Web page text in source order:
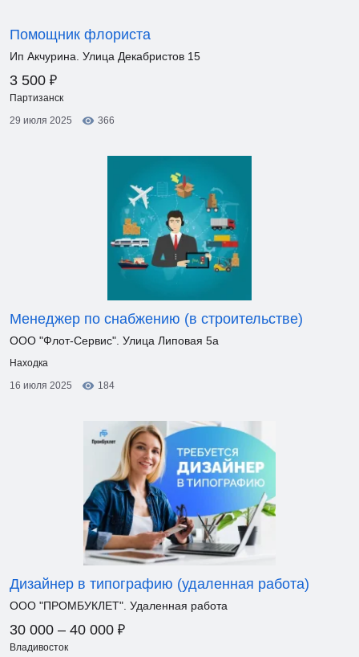
Помощник флориста
Ип Акчурина. Улица Декабристов 15
3 500 ₽
Партизанск
29 июля 2025
366
Менеджер по снабжению (в строительстве)
ООО "Флот-Сервис". Улица Липовая 5а
Находка
16 июля 2025
184
Дизайнер в типографию (удаленная работа)
ООО "ПРОМБУКЛЕТ". Удаленная работа
30 000 – 40 000 ₽
Владивосток